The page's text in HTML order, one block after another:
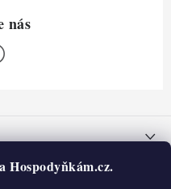
Hospodyňkám.cz.